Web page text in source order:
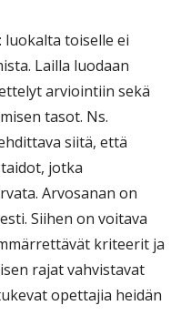
luokalta toiselle ei
Lailla luodaan
arviointiin sekä
tasot. Ns.
siitä, että
jotka
Arvosanan on
Siihen on voitava
kriteerit ja
rajat vahvistavat
opettajia heidän